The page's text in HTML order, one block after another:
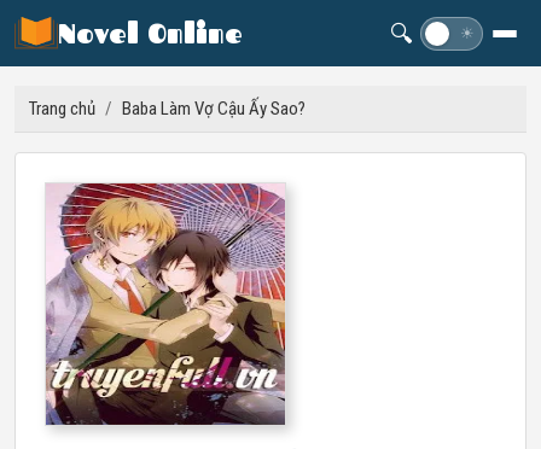
Novel Online 🔍 ☀
Trang chủ / Baba Làm Vợ Cậu Ấy Sao?